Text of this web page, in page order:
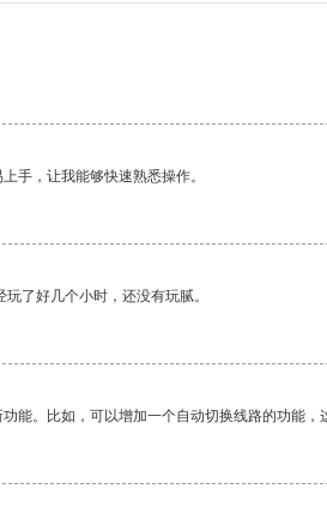
手，让我能够快速熟悉操作。
了好几个小时，还没有玩腻。
能。比如，可以增加一个自动切换线路的功能